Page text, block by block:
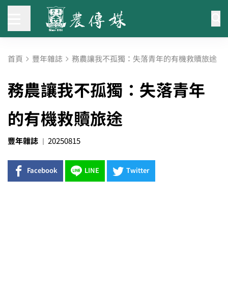
首頁 豐年雜誌 務農讓我不孤獨：失落青年的有機救贖旅途
務農讓我不孤獨：失落青年
的有機救贖旅途
豐年雜誌 20250815
Facebook LINE Twitter